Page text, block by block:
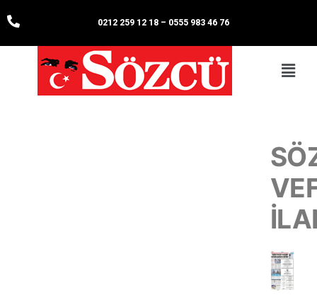
0212 259 12 18– 0555 983 46 76